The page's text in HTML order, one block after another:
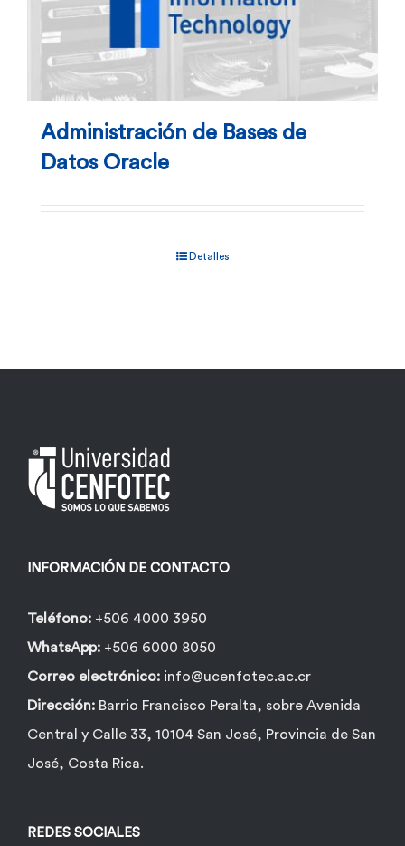
Administración de Bases de
Datos Oracle
Detalles
INFORMACIÓN DE CONTACTO
Teléfono: +506 4000 3950
WhatsApp: +506 6000 8050
Correo electrónico: info@ucenfotec.ac.cr
Dirección: Barrio Francisco Peralta, sobre Avenida
Central y Calle 33, 10104 San José, Provincia de San
José, Costa Rica.
REDES SOCIALES